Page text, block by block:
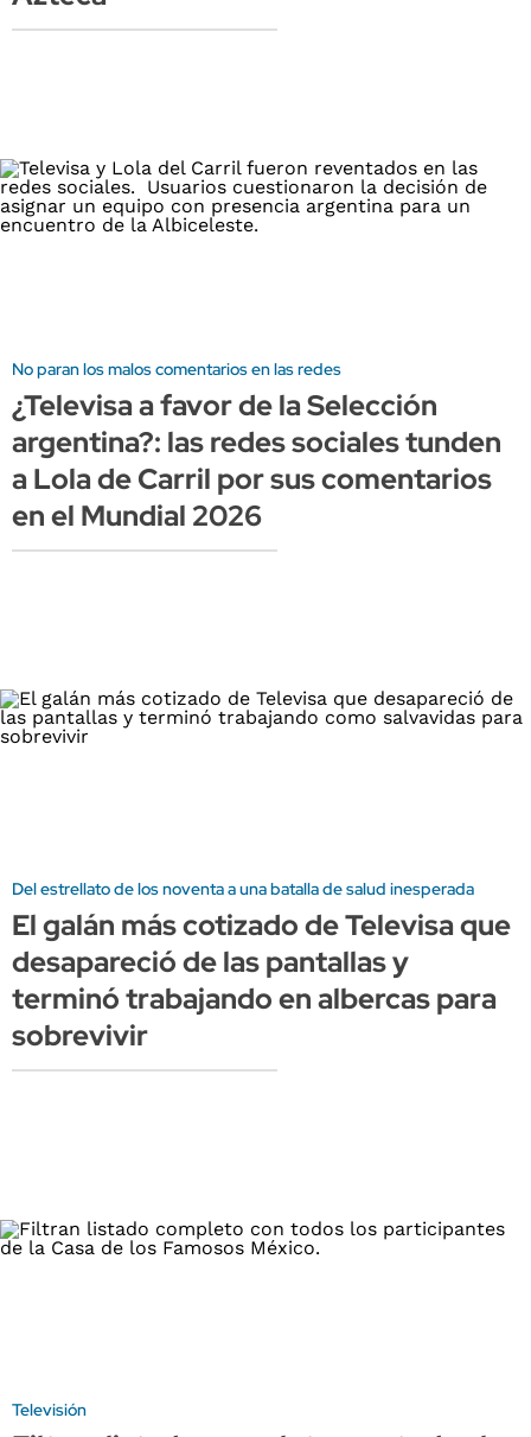
No paran los malos comentarios en las redes
¿Televisa a favor de la Selección
argentina?: las redes sociales tunden
a Lola de Carril por sus comentarios
en el Mundial 2026
Del estrellato de los noventa a una batalla de salud inesperada
El galán más cotizado de Televisa que
desapareció de las pantallas y
terminó trabajando en albercas para
sobrevivir
Televisión